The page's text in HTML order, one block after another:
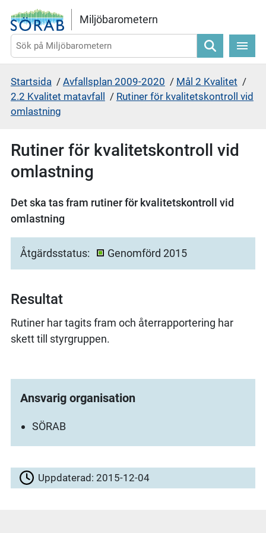
Gå direkt till sidans innehåll
Miljöbarometern
Sök
Startsida / Avfallsplan 2009-2020 / Mål 2 Kvalitet /
2.2 Kvalitet matavfall / Rutiner för kvalitetskontroll vid
omlastning
Rutiner för kvalitetskontroll vid
omlastning
Det ska tas fram rutiner för kvalitetskontroll vid
omlastning
Åtgärdsstatus: Genomförd 2015
Resultat
Rutiner har tagits fram och återrapportering har
skett till styrgruppen.
Ansvarig organisation
SÖRAB
Uppdaterad:2015-12-04